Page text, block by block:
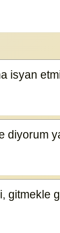
isyan
diyorum